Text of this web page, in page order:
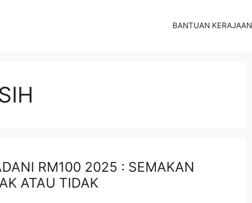
BANTUAN KERAJAAN
RM100 2025 : SEMAKAN
ATAU TIDAK